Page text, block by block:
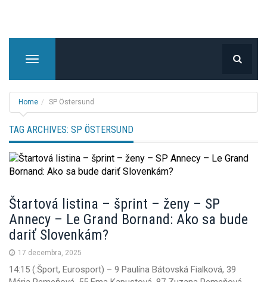
T
g
l
e
n
a
v
i
a
t
i
o
n
Home SP Östersund
TAG ARCHIVES: SP ÖSTERSUND
Štartová listina – šprint – ženy – SP
Annecy – Le Grand Bornand: Ako sa bude
dariť Slovenkám?
17 decembra, 2025
14:15 (:Šport, Eurosport) – 9 Paulína Bátovská Fialková, 39